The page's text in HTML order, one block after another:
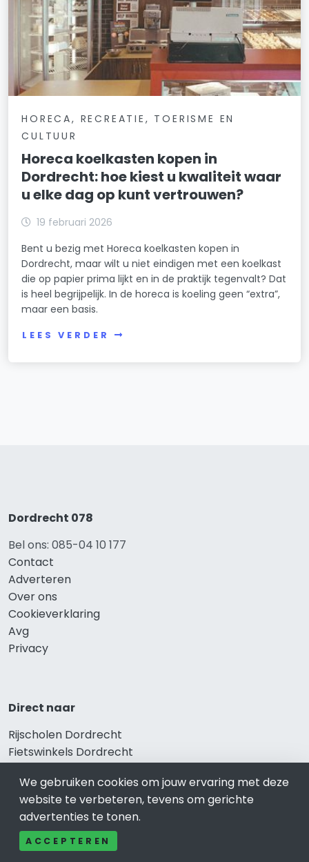
HORECA, RECREATIE, TOERISME EN
CULTUUR
Horeca koelkasten kopen in
Dordrecht: hoe kiest u kwaliteit waar
u elke dag op kunt vertrouwen?
19 februari 2026
Bent u bezig met Horeca koelkasten kopen in
Dordrecht, maar wilt u niet eindigen met een koelkast
die op papier prima lijkt en in de praktijk tegenvalt? Dat
is heel begrijpelijk. In de horeca is koeling geen “extra”,
maar een basis.
LEES VERDER
Dordrecht 078
Bel ons: 085-04 10 177
Contact
Adverteren
Over ons
Cookieverklaring
Avg
Privacy
Direct naar
Rijscholen Dordrecht
Fietswinkels Dordrecht
Kapper Dordrecht
Gezondheid Dordrecht
Afvallen Dordrecht
Gezond eten Dordrecht
We gebruiken cookies om jouw ervaring met deze
website te verbeteren, tevens om gerichte
advertenties te tonen.
ACCEPTEREN